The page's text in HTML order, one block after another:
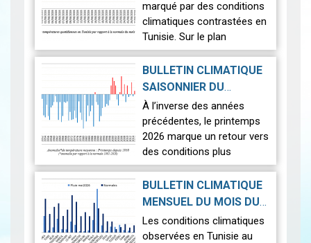
spectaculaires : une…
marqué par des conditions
climatiques contrastées en
Tunisie. Sur le plan
thermique, des
températures supérieures
aux normales ont été
observées sur l'en…
BULLETIN CLIMATIQUE
SAISONNIER DU
PRINTEMPS 2026|
2026-07-02
À l’inverse des années
précédentes, le printemps
2026 marque un retour vers
des conditions plus
proches de la normale,
avec un léger excédent
thermique de +0,3 °c
Nous r…
BULLETIN CLIMATIQUE
MENSUEL DU MOIS DU
MAI 2026|2026-06-17
Les conditions climatiques
observées en Tunisie au